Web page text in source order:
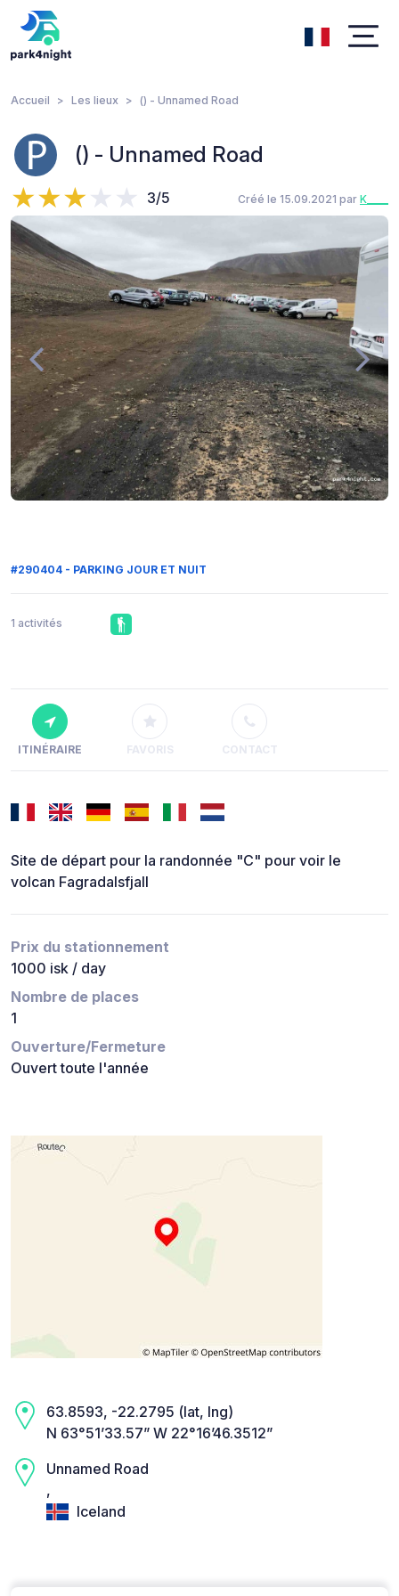
Accueil Les lieux () - Unnamed Road
() - Unnamed Road
3/5 Créé le 15.09.2021 par K____
#290404 - PARKING JOUR ET NUIT
1 activités
ITINÉRAIRE FAVORIS CONTACT
Site de départ pour la randonnée "C" pour voir le
volcan Fagradalsfjall
Prix du stationnement
1000 isk / day
Nombre de places
1
Ouverture/Fermeture
Ouvert toute l'année
63.8593, -22.2795 (lat, lng)
N 63°51’33.57” W 22°16’46.3512”
Unnamed Road
,
Iceland